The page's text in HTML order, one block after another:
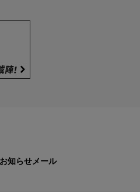
知らせメール